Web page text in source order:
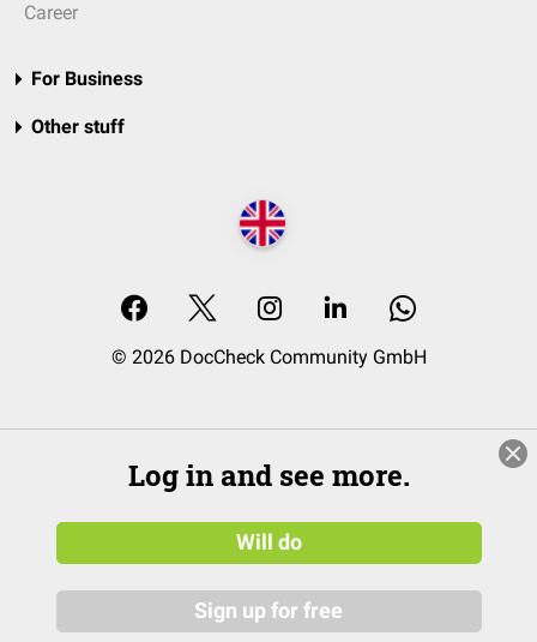
Career
For Business
Other stuff
© 2026 DocCheck Community GmbH
Log in and see more.
Will do
Sign up for free